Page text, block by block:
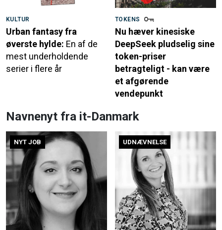
KULTUR
Urban fantasy fra
øverste hylde: En af de
mest underholdende
serier i flere år
TOKENS
Nu hæver kinesiske
DeepSeek pludselig sine
token-priser
betragteligt - kan være
et afgørende
vendepunkt
Navnenyt fra it-Danmark
NYT JOB UDNÆVNELSE